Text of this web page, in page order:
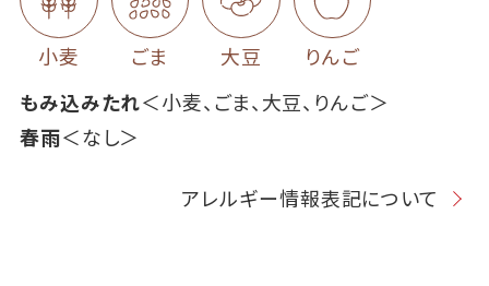
小麦 ごま 大豆
りんご
もみ込みたれ＜小麦、ごま、大豆、りんご＞
春雨＜なし＞
アレルギー情報表記について